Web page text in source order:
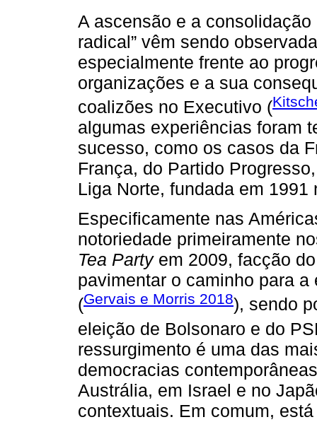
A ascensão e a
radical” vêm sendo
especialmente frente ao
organizações e a sua
coalizões no Executivo (
algumas experiências foram
sucesso, como os casos da
França, do Partido
Liga Norte, fundada em 1991
Especificamente nas
notoriedade primeiramente
Tea Partyem 2009, facção
pavimentar o caminho para
(Gervais e Morris 2018), sendo
eleição de Bolsonaro e do
ressurgimento é uma das
democracias
Austrália, em Israel e no
contextuais. Em comum,